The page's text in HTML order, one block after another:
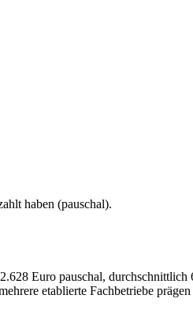
haben (pauschal).
Euro pauschal,
etablierte Fachbetriebe